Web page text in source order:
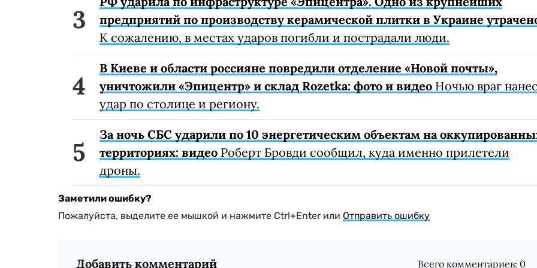
предприятий по производству керамической плитки в Украине
К сожалению, в местах ударов погибли и пострадали люди.
В Киеве и области россияне повредили отделение «Новой почты»,
уничтожили «Эпицентр» и склад Rozetka: фото и видео Ночью враг нанес
удар по столице и региону.
За ночь СБС ударили по 10 энергетическим объектам на
территориях: видео Роберт Бровди сообщил, куда именно прилетели
дроны.
Заметили ошибку?
Пожалуйста, выделите ее мышкой и нажмите Ctrl+Enter или Отправить ошибку
Добавить комментарий Всего комментариев: 0